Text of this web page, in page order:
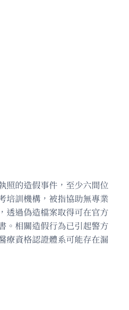
照的造假事件，至少六間位
培訓機構，被指協助無專業
透過偽造檔案取得可在官方
。相關造假行為已引起警方
療資格認證體系可能存在漏